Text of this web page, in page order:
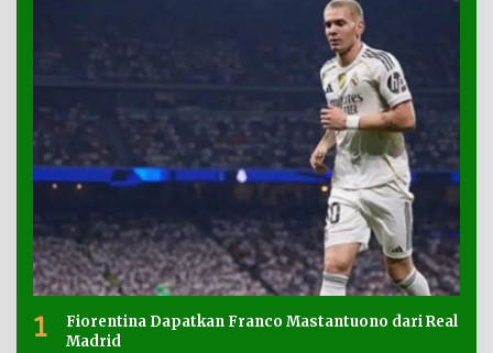
1
Fiorentina Dapatkan Franco Mastantuono dari Real
Madrid